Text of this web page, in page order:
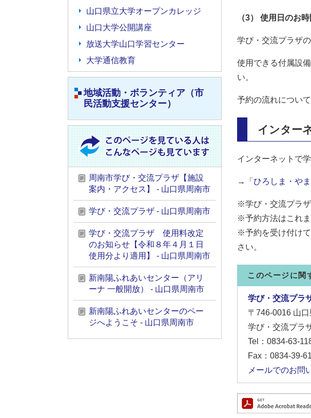
山口県立大学オープンカレッジ
山口大学公開講座
放送大学山口学習センター
大学通信教育
地域活動・ボランティア（市
民活動支援センター）
周南市学び・交流プラザ【施設
案内・アクセス】 - 山口県周南市
学び・交流プラザ - 山口県周南市
学び・交流プラザ 使用料改定
のお知らせ【令和８年４月１日
使用分より適用】 - 山口県周南市
新南陽ふれあいセンター（アリ
ーナ 一般開放） - 山口県周南市
新南陽ふれあいセンターのペー
ジへようこそ - 山口県周南市
（3） 使用日のお
学び・交流プラザ
使用できる付属設
い。
予約の流れについ
インター
インターネットで
→「 ひろしま・や
※学び・交流プラザ
※予約方法はこれま
※予約を受け付け
さい。
このページに関
学び・交流プラ
〒746-0016 山
学び・交流プラ
Tel：0834-63-
Fax：0834-39-
メールでのお問